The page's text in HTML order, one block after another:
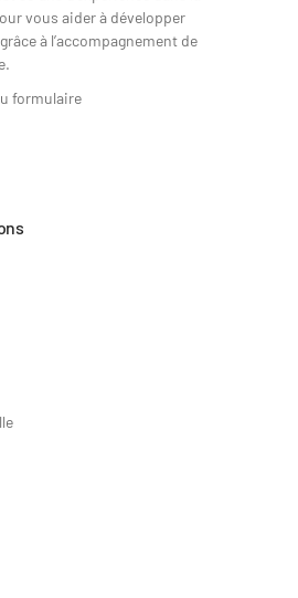
vous aider à développer
à l’accompagnement de
formulaire